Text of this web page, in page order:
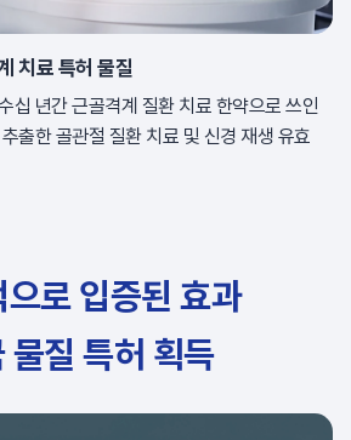
치료 특허 물질
십 년간 근골격계 질환 치료 한약으로 쓰인
출한 골관절 질환 치료 및 신경 재생 유효
로 입증된 효과
물질 특허 획득